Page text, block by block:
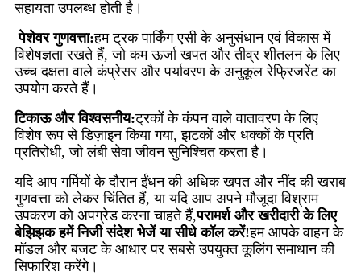
सहायता उपलब्ध होती है।
पेशेवर गुणवत्ता:हम ट्रक पार्किंग एसी के अनुसंधान एवं विकास में
विशेषज्ञता रखते हैं, जो कम ऊर्जा खपत और तीव्र शीतलन के लिए
उच्च दक्षता वाले कंप्रेसर और पर्यावरण के अनुकूल रेफ्रिजरेंट का
उपयोग करते हैं।
टिकाऊ और विश्वसनीय:ट्रकों के कंपन वाले वातावरण के लिए
विशेष रूप से डिज़ाइन किया गया, झटकों और धक्कों के प्रति
प्रतिरोधी, जो लंबी सेवा जीवन सुनिश्चित करता है।
यदि आप गर्मियों के दौरान ईंधन की अधिक खपत और नींद की खराब
गुणवत्ता को लेकर चिंतित हैं, या यदि आप अपने मौजूदा विश्राम
उपकरण को अपग्रेड करना चाहते हैं,परामर्श और खरीदारी के लिए
बेझिझक हमें निजी संदेश भेजें या सीधे कॉल करें!हम आपके वाहन के
मॉडल और बजट के आधार पर सबसे उपयुक्त कूलिंग समाधान की
सिफारिश करेंगे।